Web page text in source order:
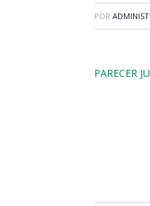
POR
PARECER